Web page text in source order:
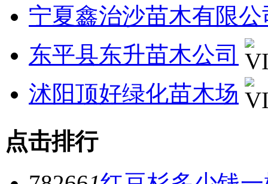
宁夏鑫治沙苗木有限公
东平县东升苗木公司
沭阳顶好绿化苗木场
点击排行